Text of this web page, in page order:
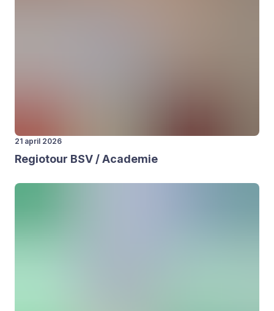
21 april 2026
Regi­o­tour BSV / Aca­de­mie